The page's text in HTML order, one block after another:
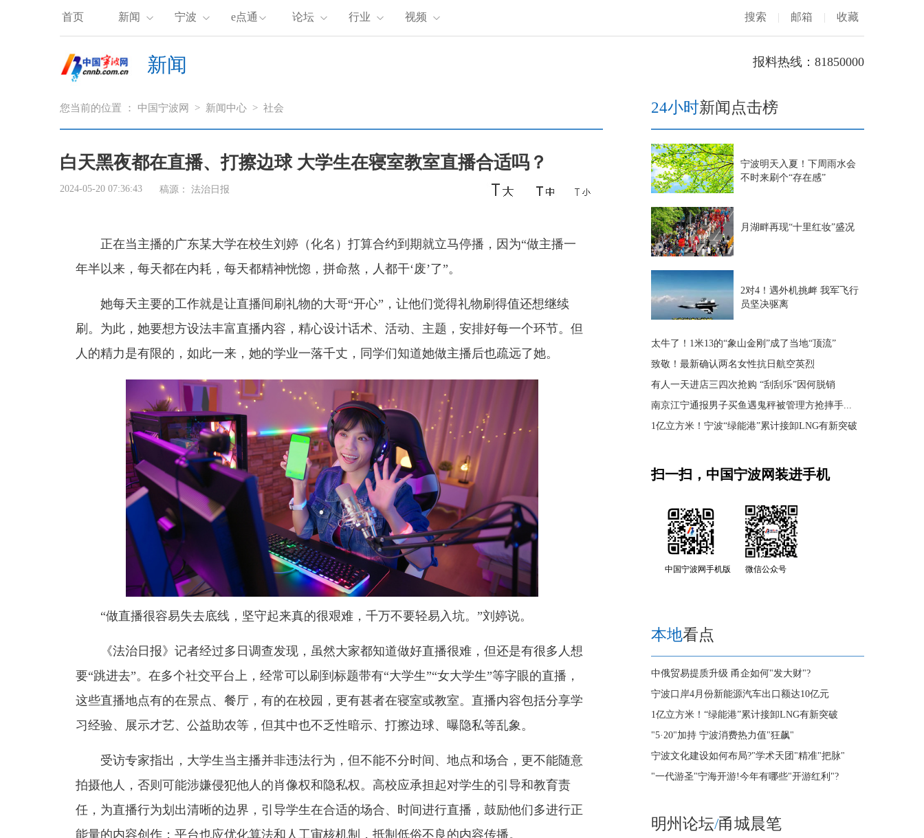
首页 新闻 宁波 e点通 论坛 行业 视频 搜索 | 邮箱 | 收藏
新闻 报料热线：81850000
您当前的位置 ： 中国宁波网 > 新闻中心 > 社会
白天黑夜都在直播、打擦边球 大学生在寝室教室直播合适吗？
2024-05-20 07:36:43 稿源： 法治日报
正在当主播的广东某大学在校生刘婷（化名）打算合约到期就立马停播，因为“做主播一
年半以来，每天都在内耗，每天都精神恍惚，拼命熬，人都干‘废’了”。
她每天主要的工作就是让直播间刷礼物的大哥“开心”，让他们觉得礼物刷得值还想继续
刷。为此，她要想方设法丰富直播内容，精心设计话术、活动、主题，安排好每一个环节。但
人的精力是有限的，如此一来，她的学业一落千丈，同学们知道她做主播后也疏远了她。
“做直播很容易失去底线，坚守起来真的很艰难，千万不要轻易入坑。”刘婷说。
《法治日报》记者经过多日调查发现，虽然大家都知道做好直播很难，但还是有很多人想
要“跳进去”。在多个社交平台上，经常可以刷到标题带有“大学生”“女大学生”等字眼的直播，
这些直播地点有的在景点、餐厅，有的在校园，更有甚者在寝室或教室。直播内容包括分享学
习经验、展示才艺、公益助农等，但其中也不乏性暗示、打擦边球、曝隐私等乱象。
受访专家指出，大学生当主播并非违法行为，但不能不分时间、地点和场合，更不能随意
拍摄他人，否则可能涉嫌侵犯他人的肖像权和隐私权。高校应承担起对学生的引导和教育责
任，为直播行为划出清晰的边界，引导学生在合适的场合、时间进行直播，鼓励他们多进行正
能量的内容创作；平台也应优化算法和人工审核机制，抵制低俗不良的内容传播。
24小时新闻点击榜
宁波明天入夏！下周雨水会
不时来刷个“存在感”
月湖畔再现“十里红妆”盛况
2对4！遇外机挑衅 我军飞行
员坚决驱离
太牛了！1米13的“象山金刚”成了当地“顶流”
致敬！最新确认两名女性抗日航空英烈
有人一天进店三四次抢购 “刮刮乐”因何脱销
南京江宁通报男子买鱼遇鬼秤被管理方抢摔手...
1亿立方米！宁波“绿能港”累计接卸LNG有新突破
扫一扫，中国宁波网装进手机
中国宁波网手机版 微信公众号
本地看点
中俄贸易提质升级 甬企如何"发大财"?
宁波口岸4月份新能源汽车出口额达10亿元
1亿立方米！“绿能港”累计接卸LNG有新突破
"5·20"加持 宁波消费热力值"狂飙"
宁波文化建设如何布局?"学术天团"精准"把脉"
"一代游圣"宁海开游!今年有哪些"开游红利"?
明州论坛/甬城晨笔